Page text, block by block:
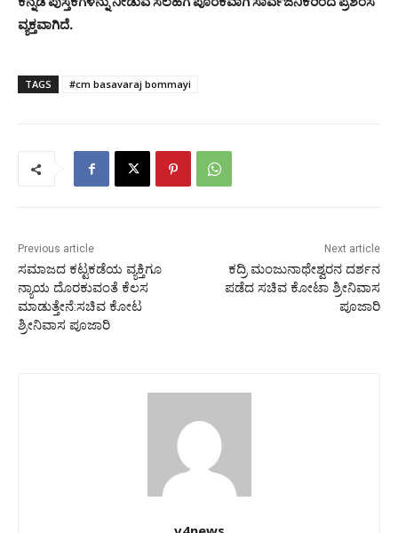
ವ್ಯಕ್ತವಾಗಿದೆ.
TAGS #cm basavaraj bommayi
Previous article
ಸಮಾಜದ ಕಟ್ಟಕಡೆಯ ವ್ಯಕ್ತಿಗೂ
ನ್ಯಾಯ ದೊರಕುವಂತೆ ಕೆಲಸ
ಮಾಡುತ್ತೇನೆ:ಸಚಿವ ಕೋಟ
ಶ್ರೀನಿವಾಸ ಪೂಜಾರಿ
Next article
ಕದ್ರಿ ಮಂಜುನಾಥೇಶ್ವರನ ದರ್ಶನ
ಪಡೆದ ಸಚಿವ ಕೋಟಾ ಶ್ರೀನಿವಾಸ
ಪೂಜಾರಿ